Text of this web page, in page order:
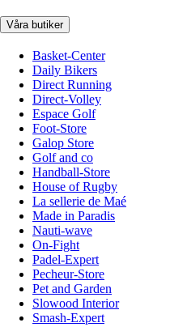
Våra butiker
Basket-Center
Daily Bikers
Direct Running
Direct-Volley
Espace Golf
Foot-Store
Galop Store
Golf and co
Handball-Store
House of Rugby
La sellerie de Maé
Made in Paradis
Nauti-wave
On-Fight
Padel-Expert
Pecheur-Store
Pet and Garden
Slowood Interior
Smash-Expert